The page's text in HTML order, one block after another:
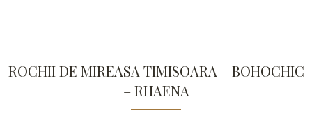
ROCHII DE MIREASA TIMISOARA – BOHOCHIC
– RHAENA